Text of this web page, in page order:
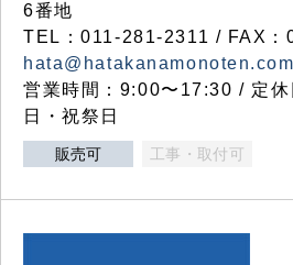
6番地
TEL：011-281-2311 / FAX
hata@hatakanamonoten.com
営業時間：9:00〜17:30 / 定休
日・祝祭日
販売可 工事・取付可